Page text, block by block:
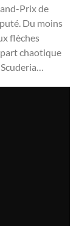
Prix de
Du moins
flèches
chaotique